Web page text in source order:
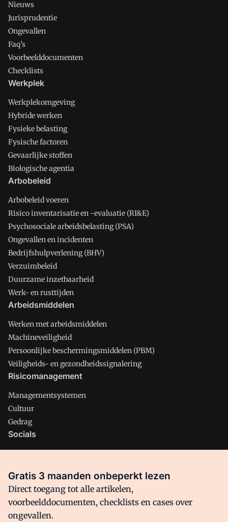
Nieuws
Jurisprudentie
Ongevallen
Faq's
Voorbeelddocumenten
Checklists
Werkplek
Werkplekomgeving
Hybride werken
Fysieke belasting
Fysische factoren
Gevaarlijke stoffen
Biologische agentia
Arbobeleid
Arbobeleid voeren
Risico inventarisatie en -evaluatie (RI&E)
Psychosociale arbeidsbelasting (PSA)
Ongevallen en incidenten
Bedrijfshulpverlening (BHV)
Verzuimbeleid
Duurzame inzetbaarheid
Werk- en rusttijden
Arbeidsmiddelen
Werken met arbeidsmiddelen
Machineveiligheid
Persoonlijke beschermingsmiddelen (PBM)
Veiligheids- en gezondheidssignalering
Risicomanagement
Managementsystemen
Cultuur
Gedrag
Socials
Facebook
Gratis 3 maanden onbeperkt lezen
Direct toegang tot alle artikelen,
voorbeelddocumenten, checklists en cases over
ongevallen.